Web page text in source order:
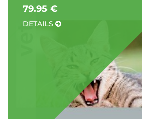
79.95 €
DETAILS